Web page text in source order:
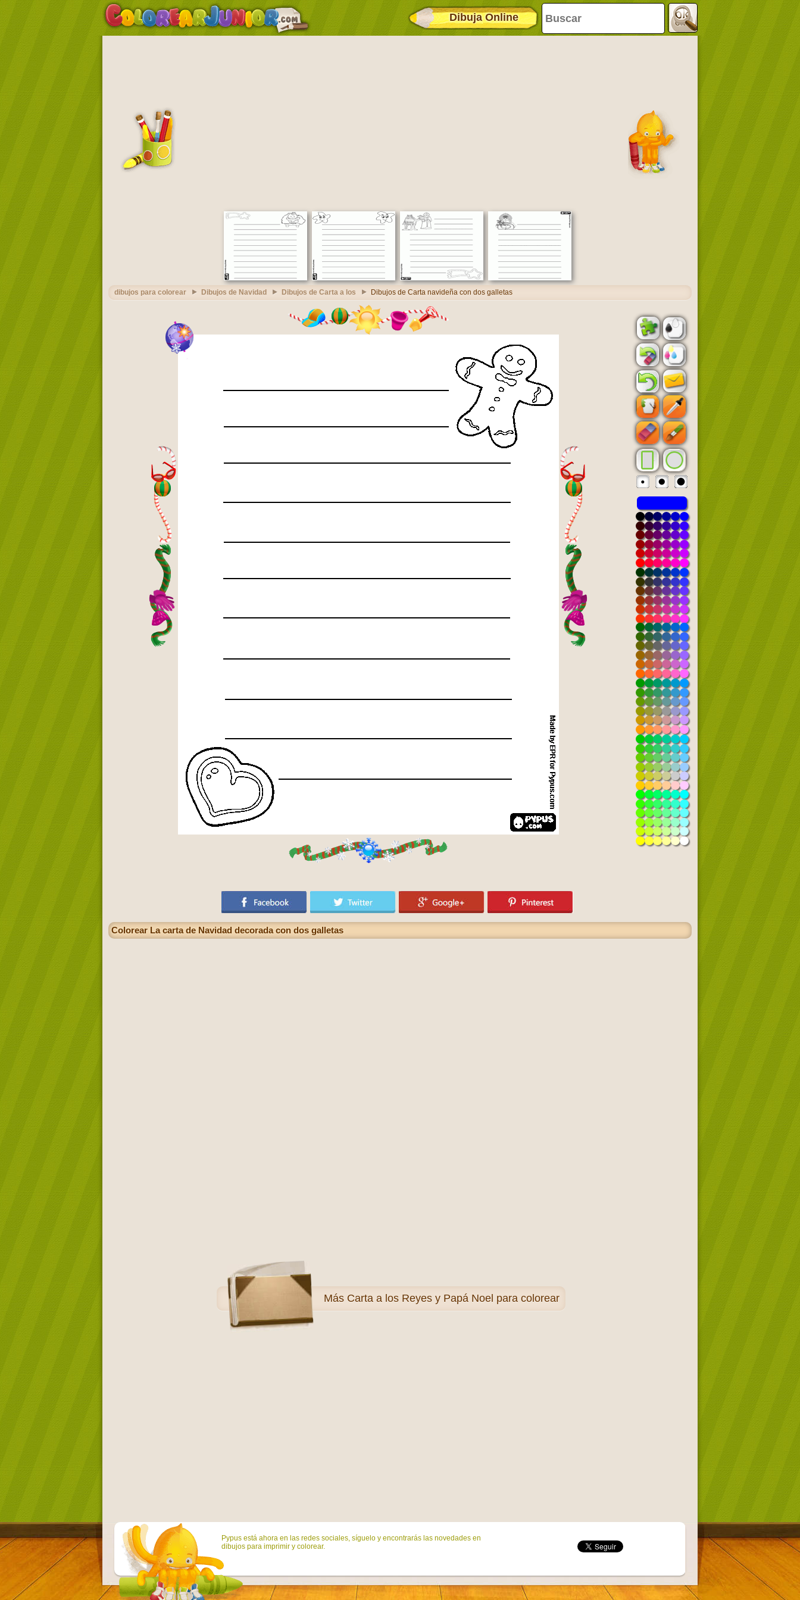
Dibuja Online
dibujos para colorear Dibujos de Navidad Dibujos de Carta a los Dibujos de Carta navideña con dos galletas
Colorear La carta de Navidad decorada con dos galletas
Más Carta a los Reyes y Papá Noel para colorear
Pypus está ahora en las redes sociales, síguelo y encontrarás las novedades en
dibujos para imprimir y colorear.